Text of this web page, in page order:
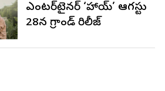
ఎంటర్‌టైనర్ ‘హాయ్’ ఆగస్టు
28న గ్రాండ్ రిలీజ్